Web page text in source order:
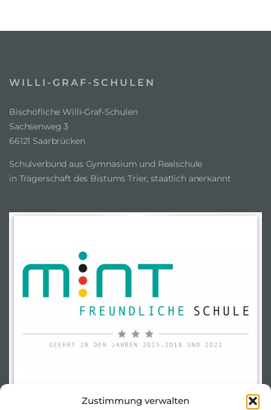
Zustimmung verwalten
WILLI-GRAF-SCHULEN
Bischöfliche Willi-Graf-Schulen
Sachsenweg 3
66121 Saarbrücken
Schulverbund aus Gymnasium und Realschule
in Trägerschaft des Bistums Trier, staatlich anerkannt